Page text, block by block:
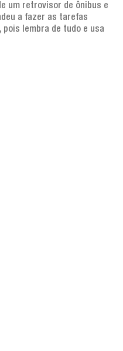
um retrovisor de ônibus e
a fazer as tarefas
lembra de tudo e usa